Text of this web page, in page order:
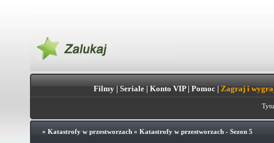
Filmy| Seriale| Konto VIP| Pomoc| Zagraj i
» Katastrofy w przestworzach» Katastrofy w przestworzach - Sezon 5